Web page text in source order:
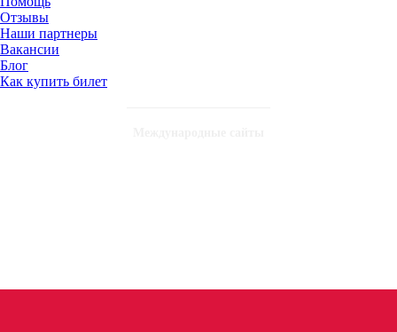
Отзывы
Наши партнеры
Вакансии
Блог
Как купить билет